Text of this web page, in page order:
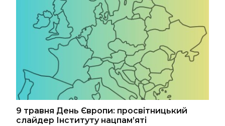
9 травня День Європи: просвітницький
слайдер Інституту нацпам’яті